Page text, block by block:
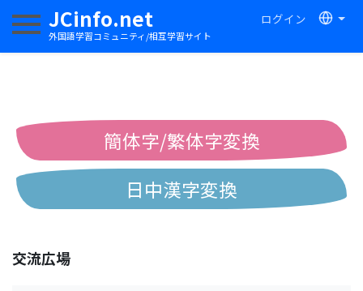
JCinfo.net
外国語学習コミュニティ/相互学習サイト
ログイン
ナビゲーションを切り替える
簡体字/繁体字変換
日中漢字変換
交流広場